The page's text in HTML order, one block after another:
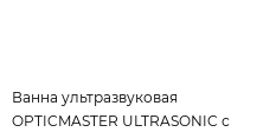
Ванна ультразвуковая
OPTICMASTER ULTRASONIC с